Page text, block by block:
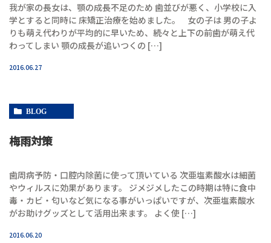
我が家の長女は、顎の成長不足のため 歯並びが悪く、小学校に入
学とすると同時に 床矯正治療を始めました。 女の子は 男の子よ
りも萌え代わりが平均的に早いため、続々と上下の前歯が萌え代
わってしまい 顎の成長が追いつくの […]
2016.06.27
BLOG
梅雨対策
歯周病予防・口腔内除菌に使って頂いている 次亜塩素酸水は細菌
やウィルスに効果があります。 ジメジメしたこの時期は特に食中
毒・カビ・匂いなど気になる事がいっぱいですが、次亜塩素酸水
がお助けグッズとして活用出来ます。 よく使 […]
2016.06.20